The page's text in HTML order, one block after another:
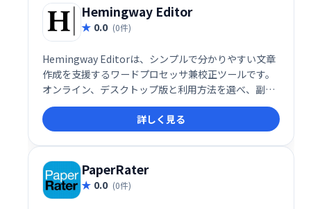
Hemingway Editor
0.0 (0件)
Hemingway Editorは、シンプルで分かりやすい文章
作成を支援するワードプロセッサ兼校正ツールです。
オンライン、デスクトップ版と利用方法を選べ、副詞
の多用、複雑な文章、受動態などを検出し、カラーコ
ードで分かりやすく表示します。読みやすく、力強い
文章作成を目指せるツールです。シンプルで洗練され
たインターフェースで、執筆効率を向上させます。
詳しく見る
PaperRater
0.0 (0件)